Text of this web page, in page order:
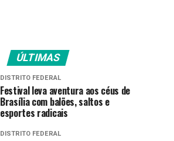
ÚLTIMAS
DISTRITO FEDERAL
Festival leva aventura aos céus de
Brasília com balões, saltos e
esportes radicais
DISTRITO FEDERAL